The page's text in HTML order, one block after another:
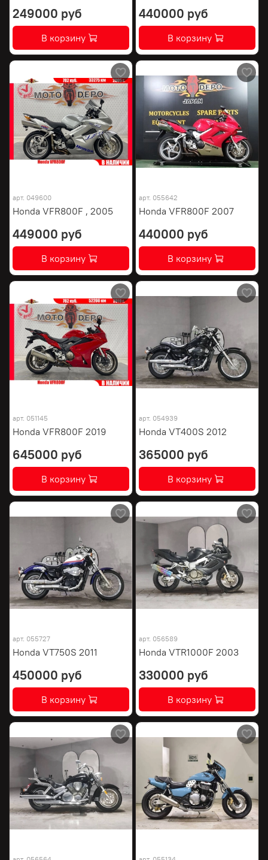
249000 руб
В корзину
440000 руб
В корзину
арт. 049600
Honda VFR800F , 2005
449000 руб
В корзину
арт. 055642
Honda VFR800F 2007
440000 руб
В корзину
арт. 051145
Honda VFR800F 2019
645000 руб
В корзину
арт. 054939
Honda VT400S 2012
365000 руб
В корзину
арт. 055727
Honda VT750S 2011
450000 руб
В корзину
арт. 056589
Honda VTR1000F 2003
330000 руб
В корзину